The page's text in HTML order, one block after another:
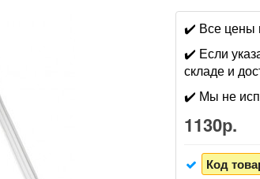
✔️ Все цены
✔️ Если
складе и
✔️ Мы не
1130р.
Код